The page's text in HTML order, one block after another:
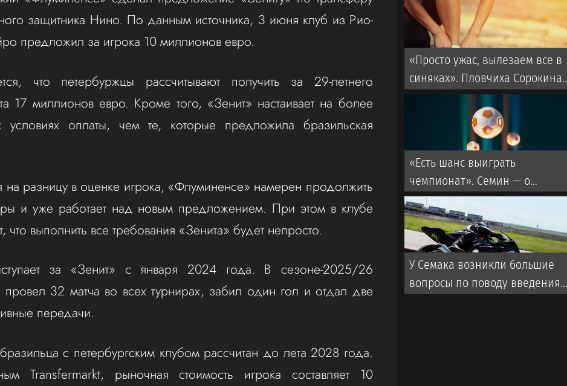
защитника Нино. По данным источника, 3 июня клуб из Рио-
предложил за игрока 10 миллионов евро.
что петербуржцы рассчитывают получить за 29-летнего
17 миллионов евро. Кроме того, «Зенит» настаивает на более
условиях оплаты, чем те, которые предложила бразильская
на разницу в оценке игрока, «Флуминенсе» намерен продолжить
и уже работает над новым предложением. При этом в клубе
что выполнить все требования «Зенита» будет непросто.
за «Зенит» с января 2024 года. В сезоне-2025/26
провел 32 матча во всех турнирах, забил один гол и отдал две
передачи.
с петербургским клубом рассчитан до лета 2028 года.
Transfermarkt, рыночная стоимость игрока составляет 10
«Просто ужас, вылезаем все в
синяках». Пловчиха Сорокина
— о драках в воде
«Есть шанс выиграть
чемпионат». Семин — о
переходе Даку в «Спартак»
У Семака возникли большие
вопросы по поводу введения